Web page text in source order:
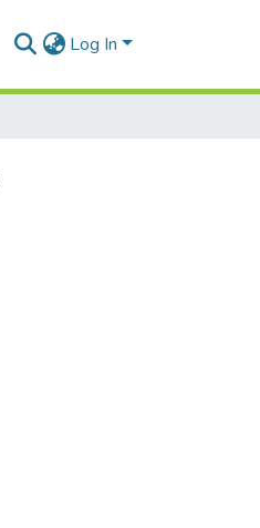
Log In